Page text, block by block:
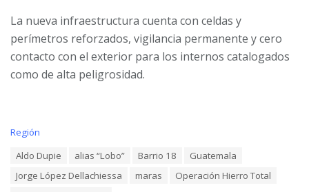
La nueva infraestructura cuenta con celdas y
perímetros reforzados, vigilancia permanente y cero
contacto con el exterior para los internos catalogados
como de alta peligrosidad.
C
g
Región
g
Aldo Dupie alias “Lobo” Barrio 18
Guatemala
Jorge López Dellachiessa
maras
Operación Hierro Total